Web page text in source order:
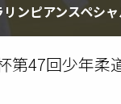
ンピアンスペシ
第47回少年柔